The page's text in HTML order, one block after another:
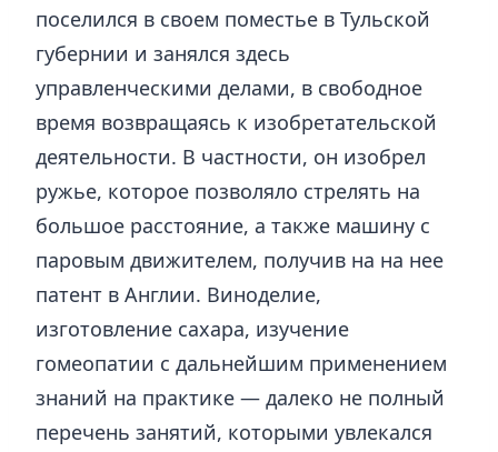
поселился в своем поместье в Тульской
губернии и занялся здесь
управленческими делами, в свободное
время возвращаясь к изобретательской
деятельности. В частности, он изобрел
ружье, которое позволяло стрелять на
большое расстояние, а также машину с
паровым движителем, получив на на нее
патент в Англии. Виноделие,
изготовление сахара, изучение
гомеопатии с дальнейшим применением
знаний на практике — далеко не полный
перечень занятий, которыми увлекался